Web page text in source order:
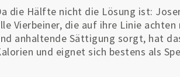
die Hälfte nicht die Lösung ist:
Vierbeiner, die auf ihre Linie
anhaltende Sättigung sorgt, hat
und eignet sich bestens als